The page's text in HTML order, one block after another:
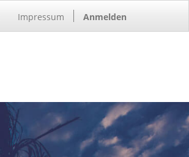
Impressum Anmelden